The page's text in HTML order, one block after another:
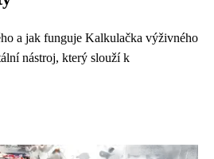
a jak funguje Kalkulačka výživného
nástroj, který slouží k